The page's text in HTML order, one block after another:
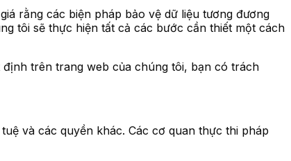
rằng các biện pháp bảo vệ dữ liệu tương đương
tôi sẽ thực hiện tất cả các bước cần thiết một cách
trên trang web của chúng tôi, bạn có trách
và các quyền khác. Các cơ quan thực thi pháp